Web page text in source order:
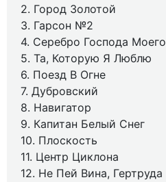
2. Город Золотой
3. Гарсон №2
4. Серебро Господа Моего
5. Та, Которую Я Люблю
6. Поезд В Огне
7. Дубровский
8. Навигатор
9. Капитан Белый Снег
10. Плоскость
11. Центр Циклона
12. Не Пей Вина, Гертруда